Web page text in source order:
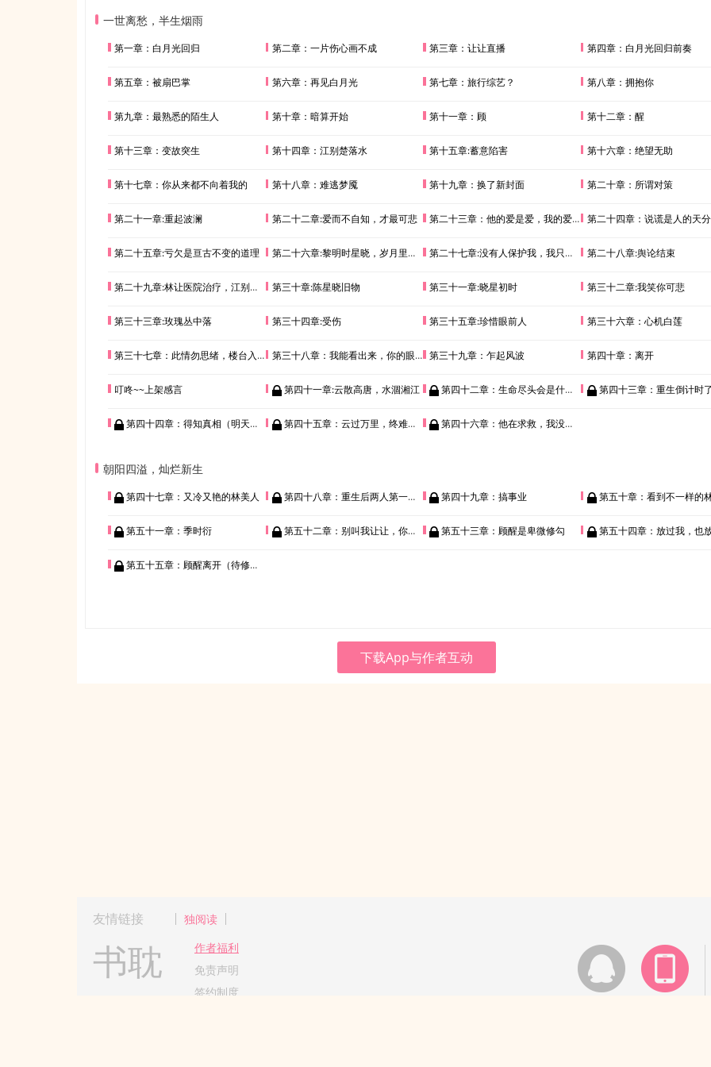
一世离愁，半生烟雨
第一章：白月光回归 第二章：一片伤心画不成 第三章：让让直播 第四章：白月光回归前奏
第五章：被扇巴掌 第六章：再见白月光 第七章：旅行综艺？ 第八章：拥抱你
第九章：最熟悉的陌生人 第十章：暗算开始 第十一章：顾 第十二章：醒
第十三章：变故突生 第十四章：江别楚落水 第十五章:蓄意陷害 第十六章：绝望无助
第十七章：你从来都不向着我的 第十八章：难逃梦魇 第十九章：换了新封面 第二十章：所谓对策
第二十一章:重起波澜 第二十二章:爱而不自知，才最可悲 第二十三章：他的爱是爱，我的爱就不算了吗？ 第二十四章：说谎是人的天分
第二十五章:亏欠是亘古不变的道理 第二十六章:黎明时星晓，岁月里温柔 第二十七章:没有人保护我，我只能自己保护自己 第二十八章:舆论结束
第二十九章:林让医院治疗，江别楚发现端倪 第三十章:陈星晓旧物 第三十一章:晓星初时 第三十二章:我笑你可悲
第三十三章:玫瑰丛中落 第三十四章:受伤 第三十五章:珍惜眼前人 第三十六章：心机白莲
第三十七章：此情勿思绪，楼台入烟雨 第三十八章：我能看出来，你的眼里没有我 第三十九章：乍起风波 第四十章：离开
叮咚~~上架感言 第四十一章:云散高唐，水涸湘江 第四十二章：生命尽头会是什么？ 第四十三章：重生倒计时了
第四十四章：得知真相（明天重生） 第四十五章：云过万里，终难及你 第四十六章：他在求救，我没有救他
朝阳四溢，灿烂新生
第四十七章：又冷又艳的林美人 第四十八章：重生后两人第一次见面 第四十九章：搞事业 第五十章：看到不一样的
第五十一章：季时衍 第五十二章：别叫我让让，你不配 第五十三章：顾醒是卑微修勾 第五十四章：放过我，也放过你
第五十五章：顾醒离开（待修文）
下载App与作者互动
友情链接 独阅读
书耽
作者福利
免责声明
签约制度